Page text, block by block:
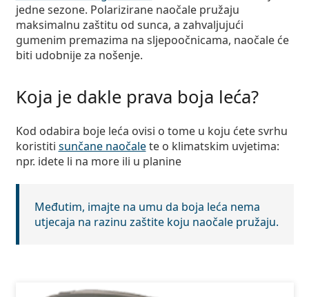
Persol
Prada
Sve marke sunčanih naočala
jedne sezone. Polarizirane naočale pružaju
maksimalnu zaštitu od sunca, a zahvaljujući
gumenim premazima na sljepoočnicama, naočale će
biti udobnije za nošenje.
Koja je dakle prava boja leća?
Kod odabira boje leća ovisi o tome u koju ćete svrhu
koristiti sunčane naočalete o klimatskim uvjetima:
npr. idete li na more ili u planine
Međutim, imajte na umu da boja leća nema
utjecaja na razinu zaštite koju naočale pružaju.